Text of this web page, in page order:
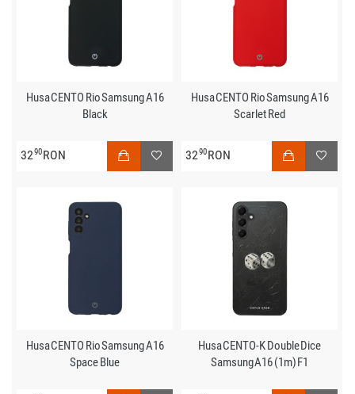
Husa CENTO Rio Samsung A16
Black
3290RON
Husa CENTO Rio Samsung A16
Scarlet Red
3290RON
Husa CENTO Rio Samsung A16
Space Blue
Husa CENTO-K Double Dice
Samsung A16 (1m) F1